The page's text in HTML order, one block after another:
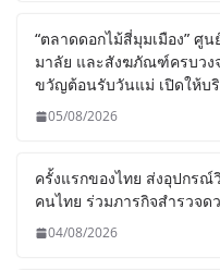
“ตลาดดอกไม้สี่มุมเมือง” ศู
มาลัย และสังฆภัณฑ์ครบวง
ขวัญต้อนรับวันแม่ เปิดให้บ
05/08/2026
ครั้งแรกของไทย ส่งอุปกรณ์
คนไทย ร่วมภารกิจสำรวจ
04/08/2026